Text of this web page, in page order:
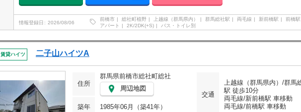
情報登録日 2026/08/06
前橋市 総社町植野 上越線（群馬県内） 群馬総社駅 両毛線 新前橋駅
前橋駅
アパート
2K/2DK(+S) バス・トイレ別
賃貸ハイツ 二子山ハイツA
住所
群馬県前橋市総社町総社
周辺地図
交通
上越線（群馬県内）/群馬
駅 徒歩10分
両毛線/新前橋駅 車移動
両毛線/前橋駅 車移動
築年 1985年06月（築41年）